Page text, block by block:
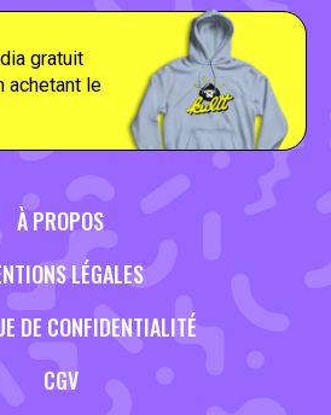
gratuit
achetant le
À PROPOS
LÉGALES
DE CONFIDENTIALITÉ
CGV